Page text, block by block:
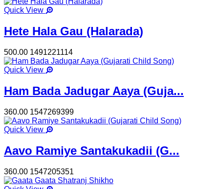
Quick View
Hete Hala Gau (Halarada)
500.00 1491221114
Quick View
Ham Bada Jadugar Aaya (Guja...
360.00 1547269399
Quick View
Aavo Ramiye Santakukadii (G...
360.00 1547205351